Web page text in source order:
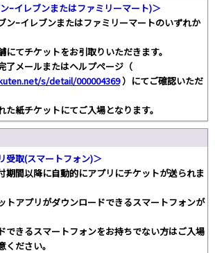
ｰイレブンまたはファミリーマート)＞
ンｰイレブンまたはファミリーマートのいずれか
にてチケットをお引取りいただきます。
了メールまたはヘルプページ（
s/detail/000004369）にてご確認いただ
紙チケットにてご入場となります。
受取(スマートフォン)＞
期間以降に自動的にアプリにチケットが送られま
アプリがダウンロードできるスマートフォンが
できるスマートフォンをお持ちでない方はご入場
ださい。